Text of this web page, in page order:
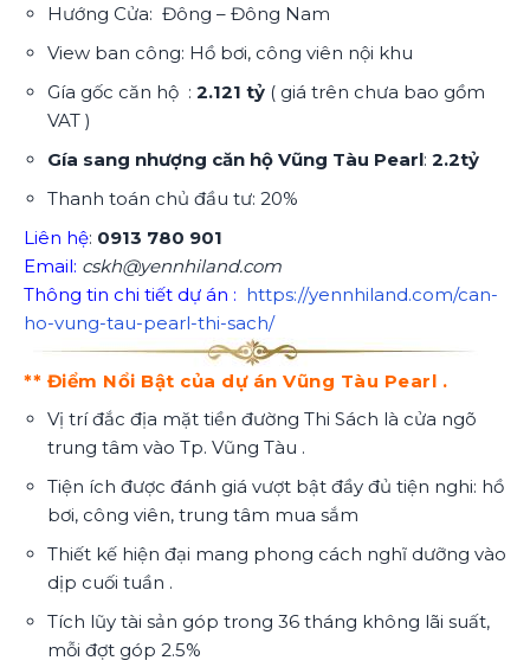
Hướng Cửa: Đông – Đông Nam
View ban công: Hồ bơi, công viên nội khu
Gía gốc căn hộ : 2.121 tỷ( giá trên chưa bao gồm
VAT )
Gía sang nhượng căn hộ Vũng Tàu Pearl: 2.2tỷ
Thanh toán chủ đầu tư: 20%
Liên hệ: 0913 780 901
Email: cskh@yennhiland.com
Thông tin chi tiết dự án : https://yennhiland.com/can-
ho-vung-tau-pearl-thi-sach/
** Điểm Nổi Bật của dự án Vũng Tàu Pearl .
Vị trí đắc địa mặt tiền đường Thi Sách là cửa ngõ
trung tâm vào Tp. Vũng Tàu .
Tiện ích được đánh giá vượt bật đầy đủ tiện nghi: hồ
bơi, công viên, trung tâm mua sắm
Thiết kế hiện đại mang phong cách nghĩ dưỡng vào
dịp cuối tuần .
Tích lũy tài sản góp trong 36 tháng không lãi suất,
mỗi đợt góp 2.5%